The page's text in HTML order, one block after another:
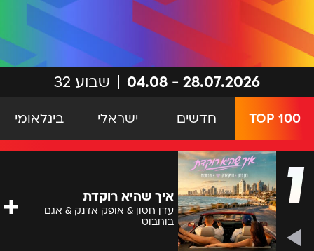
04.08 - 28.07.2026 שבוע 32
TOP 100 חדשים ישראלי בינלאומי
1 איך שהיא רוקדת
עדן חסון & אופק אדנק & אגם
בוחבוט